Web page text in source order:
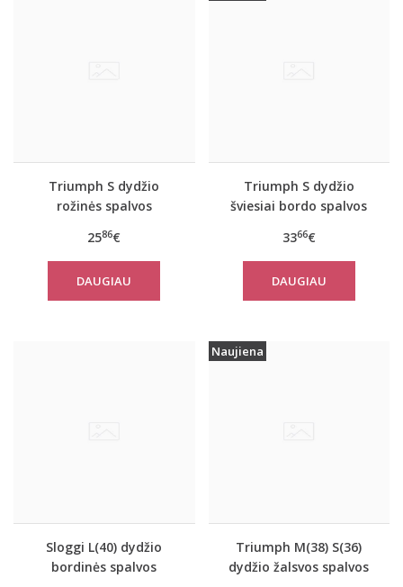
Triumph S dydžio
rožinės spalvos
marškinėliai women
move FLEX Tank
2586€
DAUGIAU
Triumph S dydžio
šviesiai bordo spalvos
marškinėliai women
move FLOW Tank Top
3366€
DAUGIAU
Sloggi L(40) dydžio
bordinės spalvos
Naujiena
Triumph M(38) S(36)
dydžio žalsvos spalvos